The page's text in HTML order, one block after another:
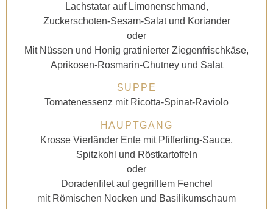
Lachstatar auf Limonenschmand,
Zuckerschoten-Sesam-Salat und Koriander
oder
Mit Nüssen und Honig gratinierter Ziegenfrischkäse,
Aprikosen-Rosmarin-Chutney und Salat
SUPPE
Tomatenessenz mit Ricotta-Spinat-Raviolo
HAUPTGANG
Krosse Vierländer Ente mit Pfifferling-Sauce,
Spitzkohl und Röstkartoffeln
oder
Doradenfilet auf gegrilltem Fenchel
mit Römischen Nocken und Basilikumschaum